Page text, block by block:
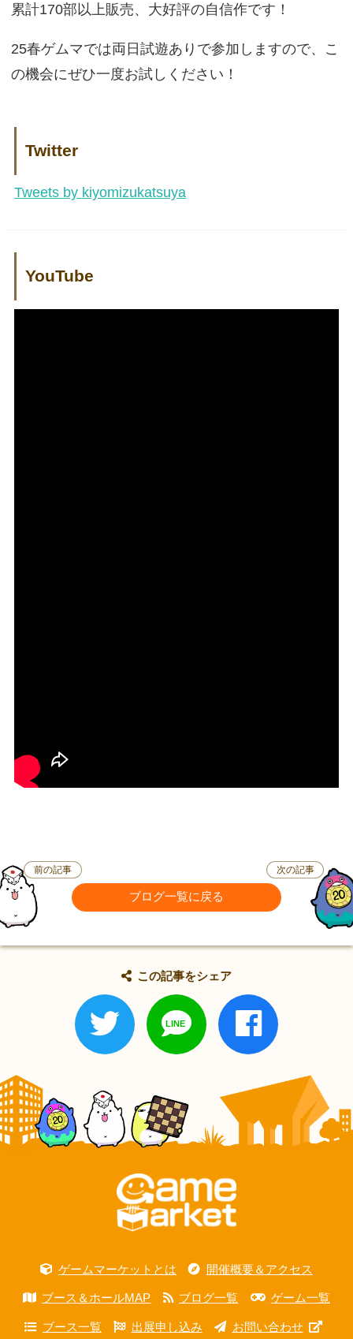
累計170部以上販売、大好評の自信作です！
25春ゲムマでは両日試遊ありで参加しますので、こ
の機会にぜひ一度お試しください！
Twitter
Tweets by kiyomizukatsuya
YouTube
前の記事
ブログ一覧に戻る
次の記事
この記事をシェア
ゲームマーケットとは 開催概要＆アクセス
ブース＆ホールMAP ブログ一覧 ゲーム一覧
ブース一覧 出展申し込み お問い合わせ